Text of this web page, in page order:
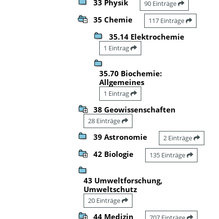
33 Physik 90 Einträge
35 Chemie 117 Einträge
35.14 Elektrochemie
1 Eintrag
35.70 Biochemie:
Allgemeines
1 Eintrag
38 Geowissenschaften
28 Einträge
39 Astronomie 2 Einträge
42 Biologie 135 Einträge
43 Umweltforschung,
Umweltschutz
20 Einträge
44 Medizin